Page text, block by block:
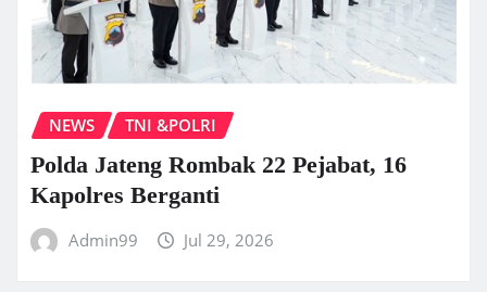
NEWS TNI &POLRI
Polda Jateng Rombak 22 Pejabat, 16
Kapolres Berganti
Admin99 Jul 29, 2026